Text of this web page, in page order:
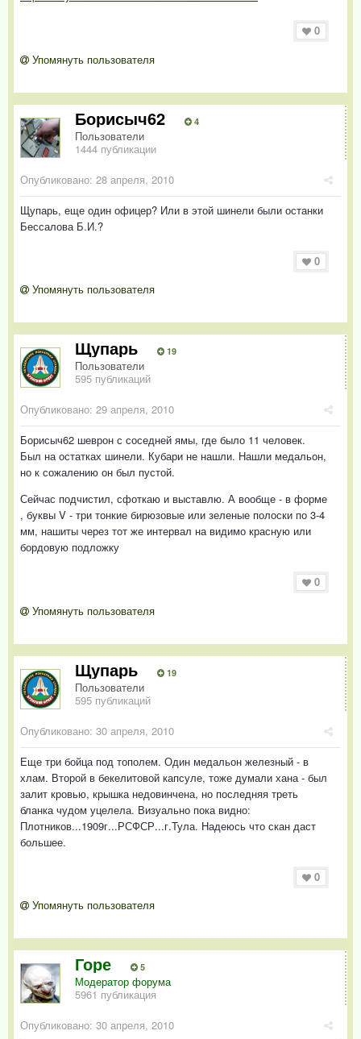
0
Упомянуть пользователя
Борисыч62 4
Пользователи
1444 публикации
Опубликовано: 28 апреля, 2010
Щупарь, еще один офицер? Или в этой шинели были останки
Бессалова Б.И.?
0
Упомянуть пользователя
Щупарь 19
Пользователи
595 публикаций
Опубликовано: 29 апреля, 2010
Борисыч62 шеврон с соседней ямы, где было 11 человек.
Был на остатках шинели. Кубари не нашли. Нашли медальон,
но к сожалению он был пустой.
Сейчас подчистил, сфоткаю и выставлю. А вообще - в форме
, буквы V - три тонкие бирюзовые или зеленые полоски по 3-4
мм, нашиты через тот же интервал на видимо красную или
бордовую подложку
0
Упомянуть пользователя
Щупарь 19
Пользователи
595 публикаций
Опубликовано: 30 апреля, 2010
Еще три бойца под тополем. Один медальон железный - в
хлам. Второй в бекелитовой капсуле, тоже думали хана - был
залит кровью, крышка недовинчена, но последняя треть
бланка чудом уцелела. Визуально пока видно:
Плотников...1909г...РСФСР...г.Тула. Надеюсь что скан даст
большее.
0
Упомянуть пользователя
Горе 5
Модератор форума
5961 публикация
Опубликовано: 30 апреля, 2010